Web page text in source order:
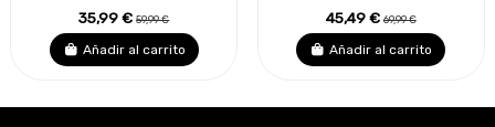
35,99 €59,99 €
Añadir al carrito
45,49 €69,99 €
Añadir al carrito